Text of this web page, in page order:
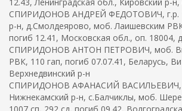
СПИРИДОНОВ АНДРЕЙ ФЕДОТОВИЧ, г.р.
р-н, д.Смолдеярово, моб. Лаишевским
погиб 12.41, Московская обл., оп. 18004,
СПИРИДОНОВ АНТОН ПЕТРОВИЧ, моб.
РВК, 110 гап, погиб 07.07.41, Беларусь,
Верхнедвинский р-н
СПИРИДОНОВ АФАНАСИЙ ВАСИЛЬЕВИЧ,
Нижнекамский р-н, с.Балчиклы, моб.